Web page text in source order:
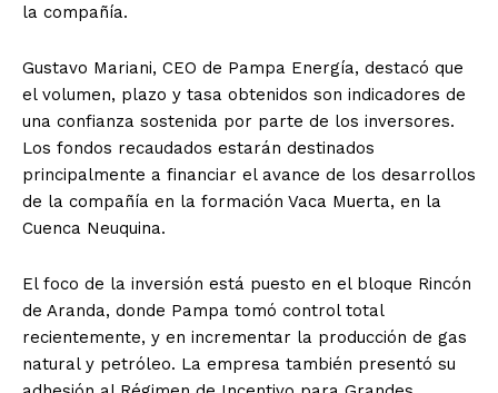
la compañía.
Gustavo Mariani, CEO de Pampa Energía, destacó que
el volumen, plazo y tasa obtenidos son indicadores de
una confianza sostenida por parte de los inversores.
Los fondos recaudados estarán destinados
principalmente a financiar el avance de los desarrollos
de la compañía en la formación Vaca Muerta, en la
Cuenca Neuquina.
El foco de la inversión está puesto en el bloque Rincón
de Aranda, donde Pampa tomó control total
recientemente, y en incrementar la producción de gas
natural y petróleo. La empresa también presentó su